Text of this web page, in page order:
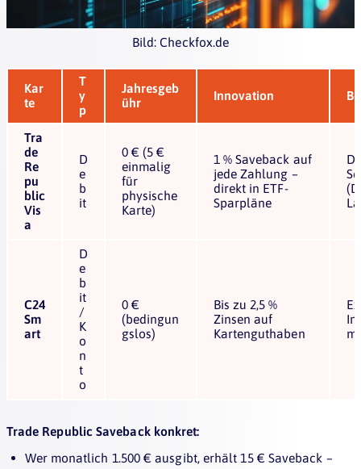
Bild: Checkfox.de
Kar
te
T
y
p
Jahresgeb
ühr
Innovation
Tra
de
Re
pu
blic
Vis
a
D
e
b
it
0 € (5 €
einmalig
für
physische
Karte)
1 % Saveback auf
jede Zahlung –
direkt in ETF-
Sparpläne
C24
Sm
art
D
e
b
it
/
K
o
n
t
o
0 €
(bedingun
gslos)
Bis zu 2,5 %
Zinsen auf
Kartenguthaben
Trade Republic Saveback konkret:
Wer monatlich 1.500 € ausgibt, erhält 15 € Saveback –